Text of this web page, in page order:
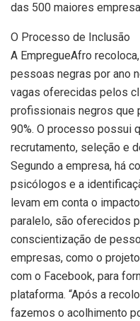
das 500 maiores
O Processo de Inclusão
A EmpregueAfro
pessoas negras por ano
vagas oferecidas pelos
profissionais negros que
90%. O processo possui
recrutamento, seleção e
Segundo a empresa, há
psicólogos e a
levam em conta o
paralelo, são oferecidos
conscientização de
empresas, como o
com o Facebook, para
plataforma. “Após a
fazemos o acolhimento